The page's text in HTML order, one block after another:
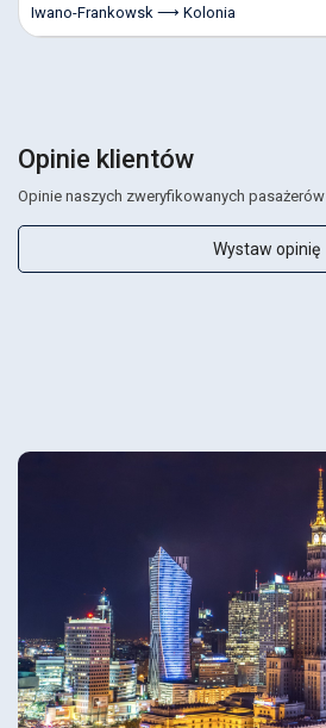
Iwano-Frankowsk ⟶ Kolonia
Opinie klientów
Opinie naszych zweryfikowanych pasażerów
Wystaw opinię